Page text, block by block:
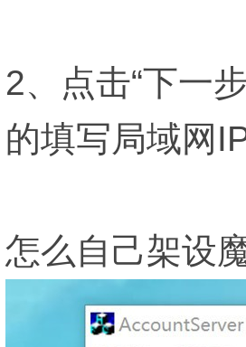
2、点击“下一
的填写局域网
怎么自己架设